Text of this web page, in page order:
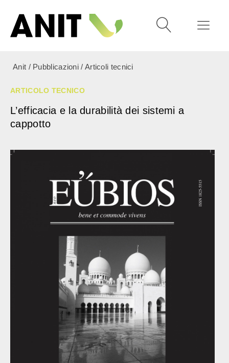
Anit / Pubblicazioni / Articoli tecnici
ARTICOLO TECNICO
L’efficacia e la durabilità dei sistemi a
cappotto